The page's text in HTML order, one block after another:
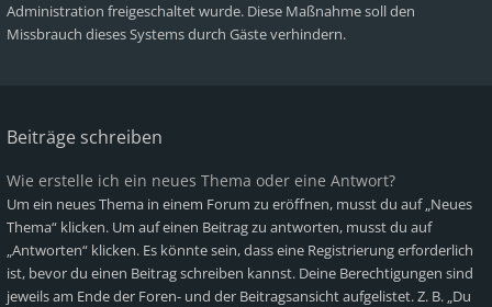
Administration freigeschaltet wurde. Diese Maßnahme soll den
Missbrauch dieses Systems durch Gäste verhindern.
Beiträge schreiben
Wie erstelle ich ein neues Thema oder eine Antwort?
Um ein neues Thema in einem Forum zu eröffnen, musst du auf „Neues
Thema“ klicken. Um auf einen Beitrag zu antworten, musst du auf
„Antworten“ klicken. Es könnte sein, dass eine Registrierung erforderlich
ist, bevor du einen Beitrag schreiben kannst. Deine Berechtigungen sind
jeweils am Ende der Foren- und der Beitragsansicht aufgelistet. Z. B. „Du